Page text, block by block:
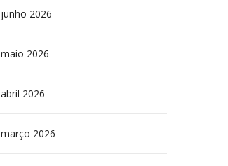
junho 2026
maio 2026
abril 2026
março 2026